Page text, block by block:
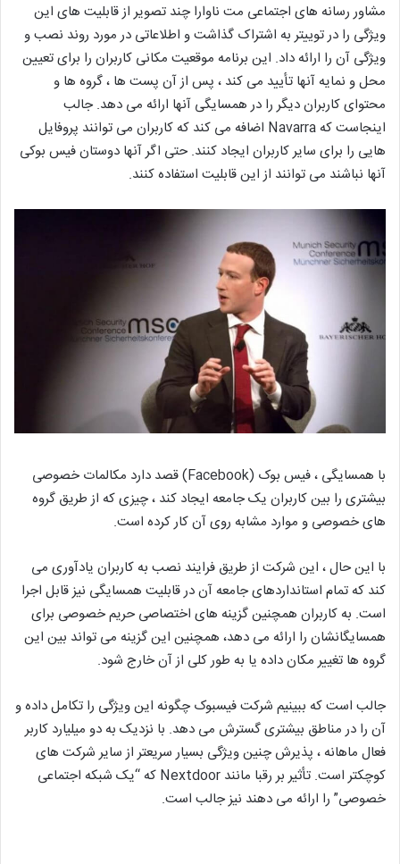
مشاور رسانه های اجتماعی مت ناوارا چند تصویر از قابلیت های این
ویژگی را در توییتر به اشتراک گذاشت و اطلاعاتی در مورد روند نصب و
ویژگی آن را ارائه داد. این برنامه موقعیت مکانی کاربران را برای تعیین
محل و نمایه آنها تأیید می کند ، پس از آن پست ها ، گروه ها و
محتوای کاربران دیگر را در همسایگی آنها ارائه می دهد. جالب
اینجاست که Navarra اضافه می کند که کاربران می توانند پروفایل
هایی را برای سایر کاربران ایجاد کنند. حتی اگر آنها دوستان فیس بوکی
آنها نباشند می توانند از این قابلیت استفاده کنند.
با همسایگی ، فیس بوک (Facebook) قصد دارد مکالمات خصوصی
بیشتری را بین کاربران یک جامعه ایجاد کند ، چیزی که از طریق گروه
های خصوصی و موارد مشابه روی آن کار کرده است.
با این حال ، این شرکت از طریق فرایند نصب به کاربران یادآوری می
کند که تمام استانداردهای جامعه آن در قابلیت همسایگی نیز قابل اجرا
است. به کاربران همچنین گزینه های اختصاصی حریم خصوصی برای
همسایگانشان را ارائه می دهد، همچنین این گزینه می تواند بین این
گروه ها تغییر مکان داده یا به طور کلی از آن خارج شود.
جالب است که ببینیم شرکت فیسبوک چگونه این ویژگی را تکامل داده و
آن را در مناطق بیشتری گسترش می دهد. با نزدیک به دو میلیارد کاربر
فعال ماهانه ، پذیرش چنین ویژگی بسیار سریعتر از سایر شرکت های
کوچکتر است. تأثیر بر رقبا مانند Nextdoor که “یک شبکه اجتماعی
خصوصی” را ارائه می دهند نیز جالب است.